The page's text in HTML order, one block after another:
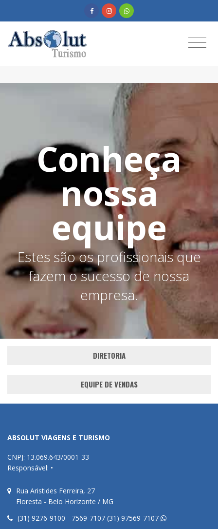
Conheça
nossa
equipe
Estes são os profissionais que
fazem o sucesso de nossa
empresa.
DIRETORIA
EQUIPE DE VENDAS
ABSOLUT VIAGENS E TURISMO
CNPJ: 13.069.643/0001-33
Responsável: •
Rua Aristides Ferreira, 27
Floresta - Belo Horizonte / MG
(31) 9276-9100 - 7569-7107 (31) 97569-7107